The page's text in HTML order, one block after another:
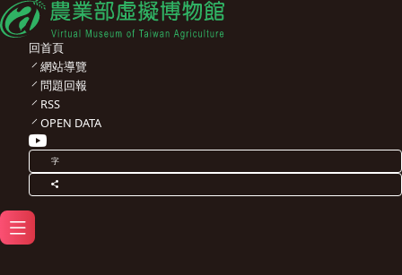
回首頁
網站導覽
問題回報
RSS
OPEN DATA
字